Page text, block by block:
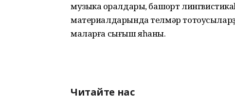
музыка ҡоралдары, башҡорт
материалдарында телмәр
маларға сығыш яһаны.
Читайте нас